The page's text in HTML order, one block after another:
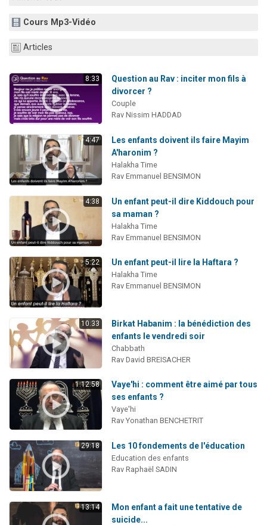
2 personnes viennent de nous rejoindre sur WhatsApp
Cours Mp3-Vidéo
Articles
8:33
Question au Rav : inciter mon fils à
divorcer ?
Couple
Rav Nissim HADDAD
4:47
Les enfants doivent ils faire Mayim
A'haronim ?
Halakha Time
Rav Emmanuel BENSIMON
4:38
Un enfant peut-il dire Kiddouch pour
sa maman ?
Halakha Time
Rav Emmanuel BENSIMON
5:22 Un enfant peut-il lire la Haftara ?
Halakha Time
Rav Emmanuel BENSIMON
10:33
Birkat Habanim : la bénédiction des
enfants le vendredi soir
Chabbath
Rav David BREISACHER
1:12:58
Vaye'hi : comment être aimé par tous
ses enfants ?
Vaye'hi
Rav Yonathan BENCHETRIT
29:18 Les 10 fondements de l'éducation
Education des enfants
Rav Raphaël SADIN
13:14
Mon enfant a fait une tentative de
suicide...